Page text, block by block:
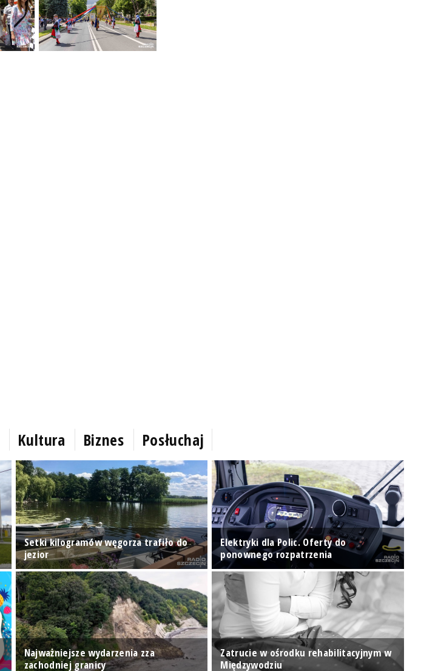
Kultura Biznes Posłuchaj
Setki kilogramów węgorza trafiło do
jezior
Elektryki dla Polic. Oferty do
ponownego rozpatrzenia
Najważniejsze wydarzenia zza
zachodniej granicy
Zatrucie w ośrodku rehabilitacyjnym w
Międzywodziu